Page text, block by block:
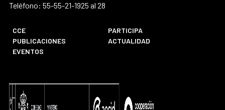
Teléfono: 55-55-21-1925 al 28
CCE
PARTICIPA
PUBLICACIONES
ACTUALIDAD
EVENTOS